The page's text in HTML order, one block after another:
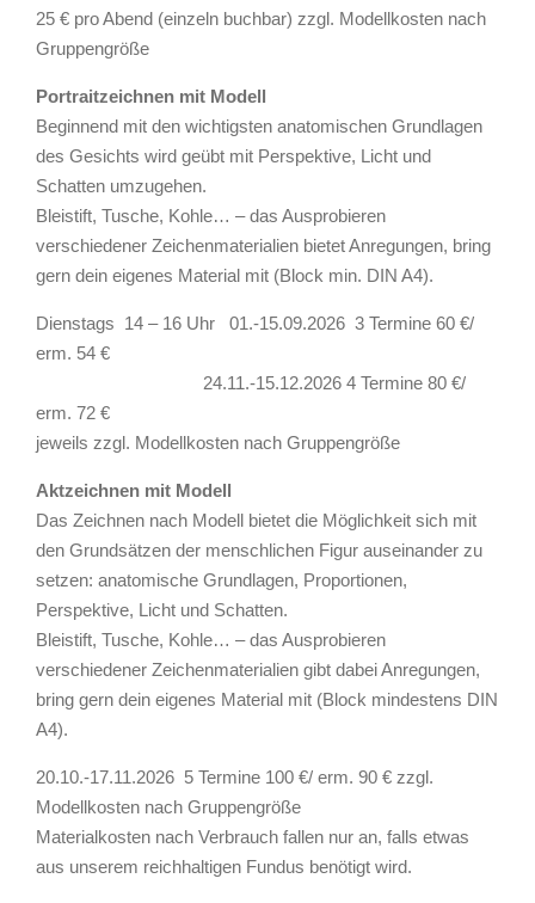
25 € pro Abend (einzeln buchbar) zzgl. Modellkosten nach
Gruppengröße
Portraitzeichnen mit Modell
Beginnend mit den wichtigsten anatomischen Grundlagen
des Gesichts wird geübt mit Perspektive, Licht und
Schatten umzugehen.
Bleistift, Tusche, Kohle… – das Ausprobieren
verschiedener Zeichenmaterialien bietet Anregungen, bring
gern dein eigenes Material mit (Block min. DIN A4).
Dienstags 14 – 16 Uhr 01.-15.09.2026 3 Termine 60 €/
erm. 54 €
24.11.-15.12.2026 4 Termine 80 €/
erm. 72 €
jeweils zzgl. Modellkosten nach Gruppengröße
Aktzeichnen mit Modell
Das Zeichnen nach Modell bietet die Möglichkeit sich mit
den Grundsätzen der menschlichen Figur auseinander zu
setzen: anatomische Grundlagen, Proportionen,
Perspektive, Licht und Schatten.
Bleistift, Tusche, Kohle… – das Ausprobieren
verschiedener Zeichenmaterialien gibt dabei Anregungen,
bring gern dein eigenes Material mit (Block mindestens DIN
A4).
20.10.-17.11.2026 5 Termine 100 €/ erm. 90 € zzgl.
Modellkosten nach Gruppengröße
Materialkosten nach Verbrauch fallen nur an, falls etwas
aus unserem reichhaltigen Fundus benötigt wird.